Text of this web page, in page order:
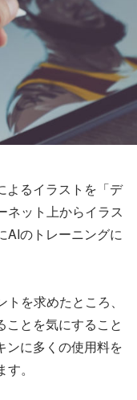
よるイラストを「デ
ネット上からイラス
AIのトレーニングに
を求めたところ、
とを気にすること
ンに多くの使用料を
。